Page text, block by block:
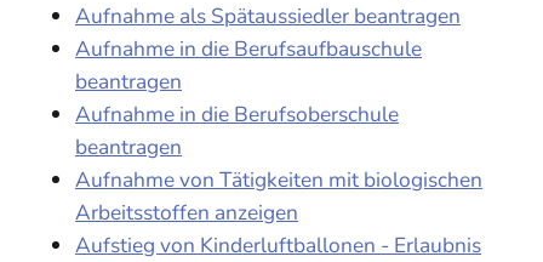
Aufnahme als Spätaussiedler beantragen
Aufnahme in die Berufsaufbauschule
beantragen
Aufnahme in die Berufsoberschule
beantragen
Aufnahme von Tätigkeiten mit biologischen
Arbeitsstoffen anzeigen
Aufstieg von Kinderluftballonen - Erlaubnis